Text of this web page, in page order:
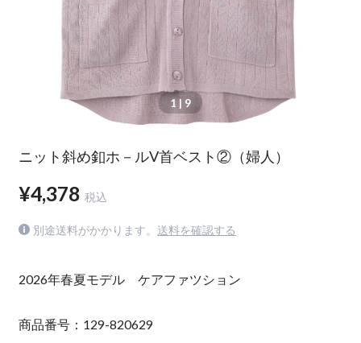
1 | 9
ニット斜め釦ホ－ルV首ベスト②（婦人）
¥4,378 税込
別途送料がかかります。 送料を確認する
2026年春夏モデル ケアファツション
商品番号：129-820629